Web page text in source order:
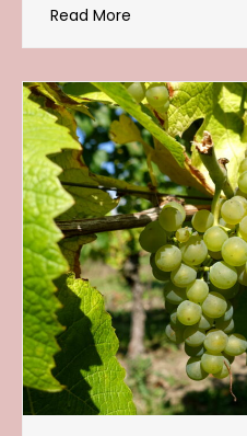
Read More